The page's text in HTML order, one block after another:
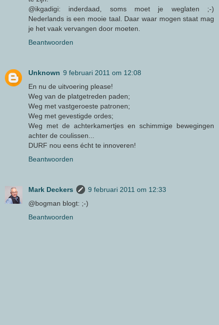
@ikgadigi: inderdaad, soms moet je weglaten ;-)
Nederlands is een mooie taal. Daar waar mogen staat mag
je het vaak vervangen door moeten.
Beantwoorden
Unknown 9 februari 2011 om 12:08
En nu de uitvoering please!
Weg van de platgetreden paden;
Weg met vastgeroeste patronen;
Weg met gevestigde ordes;
Weg met de achterkamertjes en schimmige bewegingen
achter de coulissen...
DURF nou eens écht te innoveren!
Beantwoorden
Mark Deckers
9 februari 2011 om 12:33
@bogman blogt: ;-)
Beantwoorden